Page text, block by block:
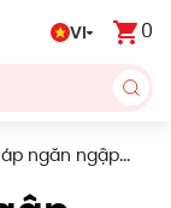
VI 0
ngăn ngập